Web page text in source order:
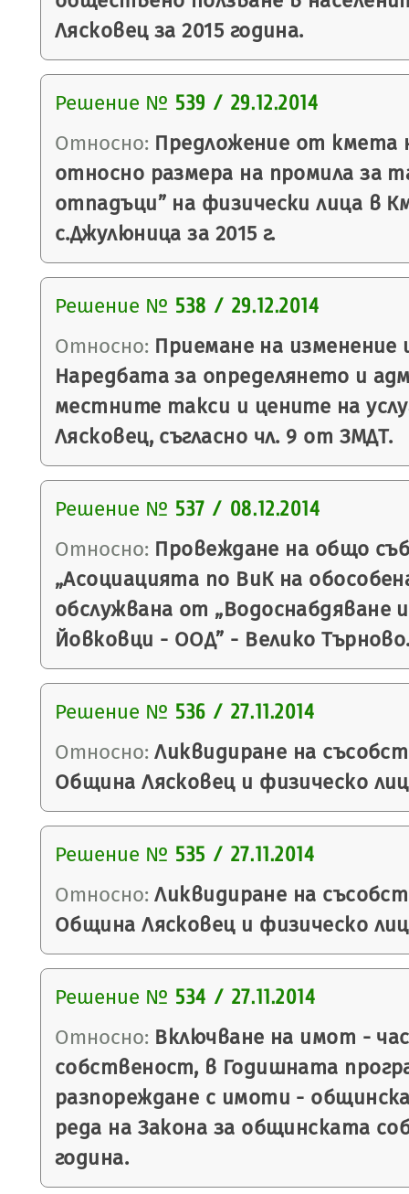
Лясковец за 2015 година.
Решение № 539 / 29.12.2014
Относно: Предложение от кмета
относно размера на промила за
отпадъци” на физически лица в
с.Джулюница за 2015 г.
Решение № 538 / 29.12.2014
Относно: Приемане на изменение
Наредбата за определянето и
местните такси и цените на
Лясковец, съгласно чл. 9 от ЗМДТ.
Решение № 537 / 08.12.2014
Относно: Провеждане на общо
„Асоциацията по ВиК на
обслужвана от „Водоснабдяване
Йовковци - ООД” - Велико
Решение № 536 / 27.11.2014
Относно: Ликвидиране на
Община Лясковец и физическо
Решение № 535 / 27.11.2014
Относно: Ликвидиране на
Община Лясковец и физическо
Решение № 534 / 27.11.2014
Относно: Включване на имот -
собственост, в Годишната
разпореждане с имоти -
реда на Закона за общинската
година.